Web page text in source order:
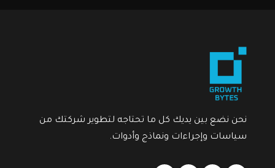
نحن نضع بين يديك كل ما تحتاجه لتطوير شركتك من
سياسات وإجراءات ونماذج وأدوات.